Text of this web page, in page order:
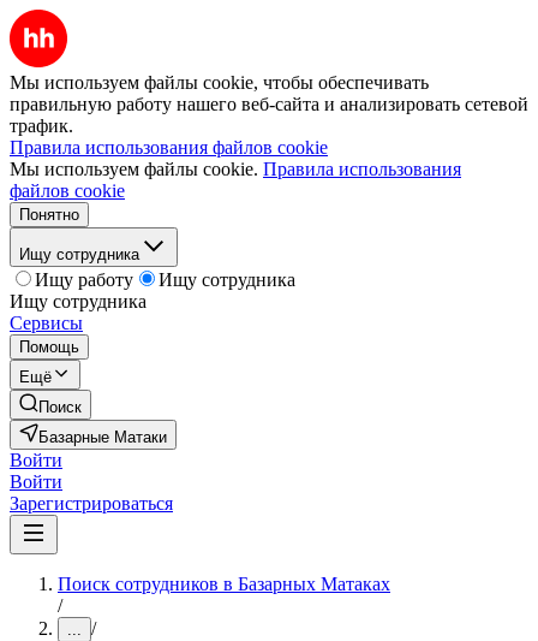
Мы используем файлы cookie, чтобы обеспечивать
правильную работу нашего веб-сайта и анализировать сетевой
трафик.
Правила использования файлов cookie
Мы используем файлы cookie. Правила использования
файлов cookie
Понятно
Ищу сотрудника
Ищу работу
Ищу сотрудника
Ищу сотрудника
Сервисы
Помощь
Ещё
Поиск
Базарные Матаки
Войти
Войти
Зарегистрироваться
Поиск сотрудников в Базарных Матаках
/
... /